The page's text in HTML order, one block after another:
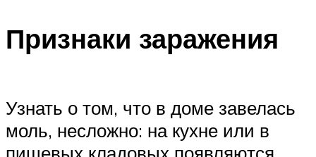
Признаки заражения
Узнать о том, что в доме завелась
моль, несложно: на кухне или в
пищевых кладовых появляются